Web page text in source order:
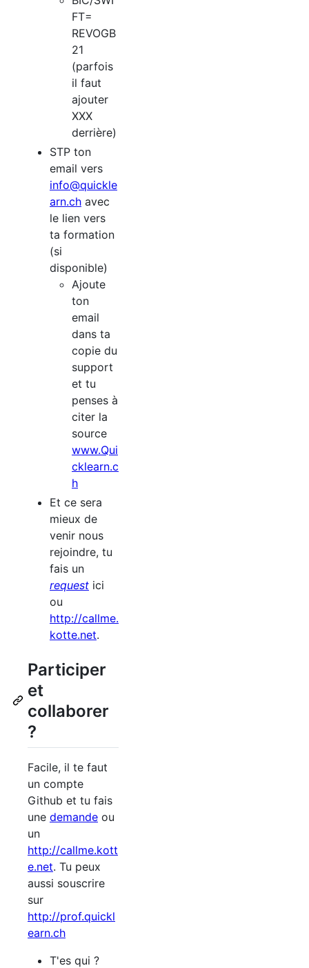
FT=
REVOGB
21
(parfois
il faut
ajouter
XXX
derrière)
STP ton
email vers
info@quickle
arn.ch avec
le lien vers
ta formation
(si
disponible)
Ajoute
ton
email
dans ta
copie du
support
et tu
penses à
citer la
source
www.Qui
cklearn.c
h
Et ce sera
mieux de
venir nous
rejoindre, tu
fais un
request ici
ou
http://callme.
kotte.net.
Participer
et
collaborer
?
Facile, il te faut
un compte
Github et tu fais
une demande ou
un
http://callme.kott
e.net. Tu peux
aussi souscrire
sur
http://prof.quickl
earn.ch
T'es qui ?